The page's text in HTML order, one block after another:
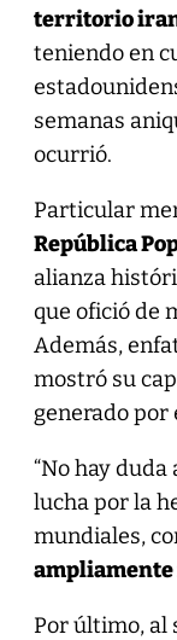
territorio
teniendo en
semanas
ocurrió.
Particular
República
alianza
que ofició de
Además,
mostró su
generado por
“No hay
lucha por la
mundiales,
ampliamente
Por último, al